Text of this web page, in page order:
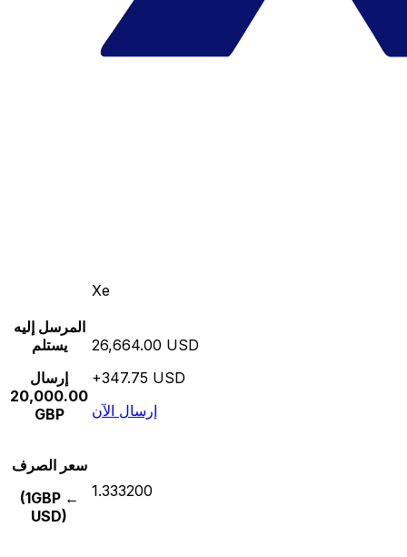
Xe
المرسل إليه
يستلم
إرسال
20,000.00
GBP
26,664.00 USD
+347.75 USD
إرسال الآن
سعر الصرف
(1GBP ←
USD)
1.333200